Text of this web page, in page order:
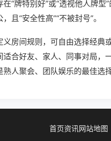
“牌特别好”或“透视他人牌
且“安全性高”“不被封号”。
房间规则，可自由选择经典
适合好友、家人、同事对局，
人聚会、团队娱乐的最佳选择
首页资讯网站地图